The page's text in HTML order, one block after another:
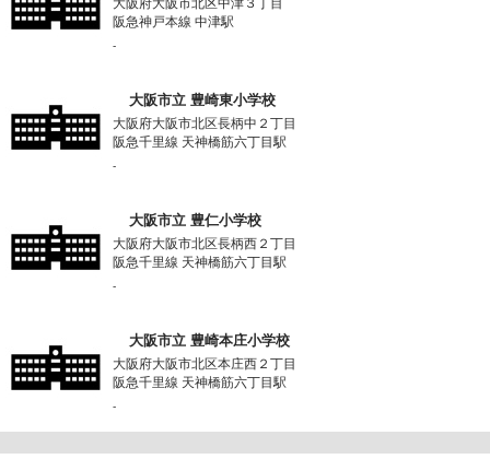
大阪府大阪市北区中津３丁目
阪急神戸本線 中津駅
-
大阪市立 豊崎東小学校
大阪府大阪市北区長柄中２丁目
阪急千里線 天神橋筋六丁目駅
-
大阪市立 豊仁小学校
大阪府大阪市北区長柄西２丁目
阪急千里線 天神橋筋六丁目駅
-
大阪市立 豊崎本庄小学校
大阪府大阪市北区本庄西２丁目
阪急千里線 天神橋筋六丁目駅
-